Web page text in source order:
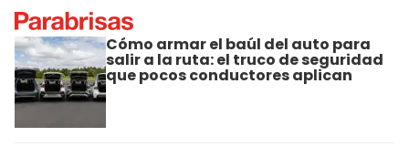
Cómo armar el baúl del auto para
salir a la ruta: el truco de seguridad
que pocos conductores aplican